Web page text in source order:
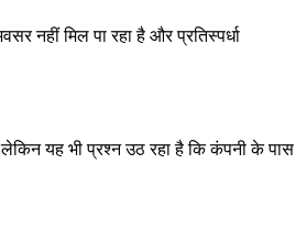
नहीं मिल पा रहा है और प्रतिस्पर्धा
यह भी प्रश्न उठ रहा है कि कंपनी के पास